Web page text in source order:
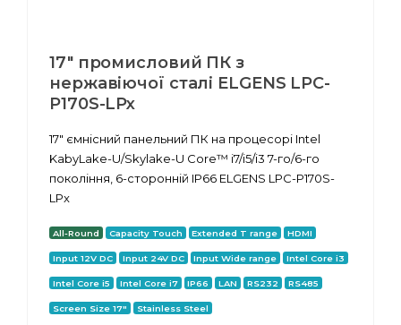
17" промисловий ПК з
нержавіючої сталі ELGENS LPC-
P170S-LPx
17" ємнісний панельний ПК на процесорі Intel
KabyLake-U/Skylake-U Core™ i7/i5/i3 7-го/6-го
покоління, 6-сторонній IP66 ELGENS LPC-P170S-
LPx
All-Round Capacity Touch Extended T range HDMI
Input 12V DC Input 24V DC Input Wide range Intel Core i3
Intel Core i5 Intel Core i7 IP66 LAN RS232 RS485
Screen Size 17" Stainless Steel